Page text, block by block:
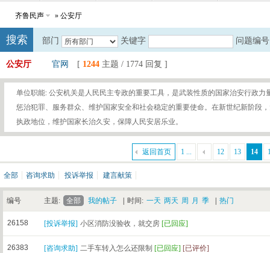
齐鲁民声 » 公安厅
搜索 部门 关键字 问题编号
公安厅 官网 [ 1244 主题 / 1774 回复 ]
单位职能: 公安机关是人民民主专政的重要工具，是武装性质的国家治安行政
惩治犯罪、服务群众、维护国家安全和社会稳定的重要使命。在新世纪新阶段
执政地位，维护国家长治久安，保障人民安居乐业。
1 ... 12 13 14
返回首页
全部 咨询求助 投诉举报 建言献策
编号 主题: 全部 我的帖子 时间: 一天 两天 周 月 季 热门
26158 [投诉举报] 小区消防没验收，就交房 [已回应]
26383 [咨询求助] 二手车转入怎么还限制 [已回应] [已评价]